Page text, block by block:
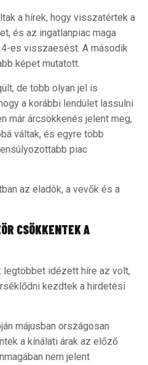
a hírek, hogy visszatértek a
és az ingatlanpiac maga
es visszaesést. A második
képet mutatott.
de több olyan jel is
a korábbi lendület lassulni
már árcsökkenés jelent meg,
váltak, és egyre több
piac
az eladók, a vevők és a
CSÖKKENTEK A
idézett híre az volt,
kezdtek a hirdetési
májusban országosan
a kínálati árak az előző
nem jelent